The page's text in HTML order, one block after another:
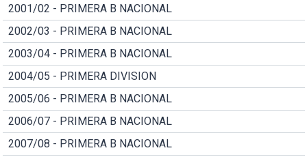
2001/02 - PRIMERA B NACIONAL
2002/03 - PRIMERA B NACIONAL
2003/04 - PRIMERA B NACIONAL
2004/05 - PRIMERA DIVISION
2005/06 - PRIMERA B NACIONAL
2006/07 - PRIMERA B NACIONAL
2007/08 - PRIMERA B NACIONAL